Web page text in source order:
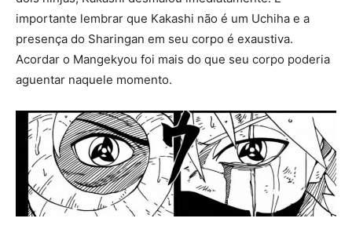
importante lembrar que Kakashi não é um Uchiha e a
presença do Sharingan em seu corpo é exaustiva.
Acordar o Mangekyou foi mais do que seu corpo poderia
aguentar naquele momento.